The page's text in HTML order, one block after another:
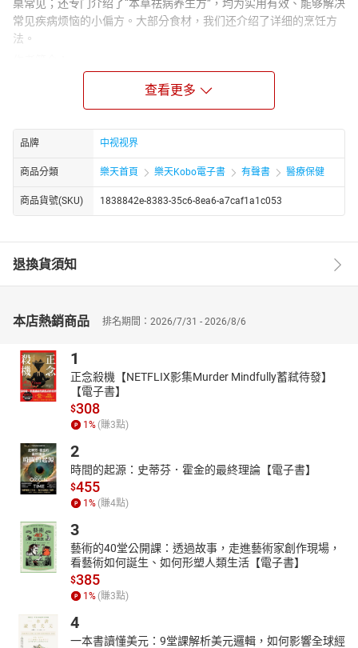
桌常见；还专门介绍了“本草祛病养生方”，均为实用有效、能够解决
常见疾病烦恼的小偏方。大部分食材，我们还介绍了详细的烹饪方
法。
杨力是国学大家、首席中医养生专家、著名中医学家，作家。
物等。
查看更多
品牌 中视视界
商品分類 樂天首頁 樂天Kobo電子書 有聲書 醫療保健
商品貨號(SKU) 1838842e-8383-35c6-8ea6-a7caf1a1c053
退換貨須知
本店熱銷商品 排名期間：2026/7/31 - 2026/8/6
1
正念殺機【NETFLIX影集Murder Mindfully蓄弒待發】
【電子書】
$308
1 % (賺3點)
2
時間的起源：史蒂芬．霍金的最終理論【電子書】
$455
1 % (賺4點)
3
藝術的40堂公開課：透過故事，走進藝術家創作現場，
看藝術如何誕生、如何形塑人類生活【電子書】
$385
1 % (賺3點)
4
一本書讀懂美元：9堂課解析美元邏輯，如何影響全球經